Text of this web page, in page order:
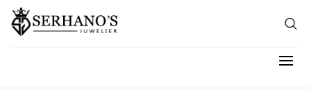
Skip to content